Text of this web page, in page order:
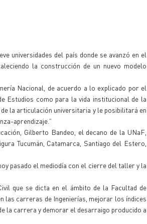
universidades del país donde se avanzó en el
la construcción de un nuevo modelo
Nacional, de acuerdo a lo explicado por el
Estudios como para la vida institucional de la
la articulación universitaria y le posibilitará en
aprendizaje.”
Gilberto Bandeo, el decano de la UNaF,
Tucumán, Catamarca, Santiago del Estero,
pasado el mediodía con el cierre del taller y la
que se dicta en el ámbito de la Facultad de
las carreras de Ingenierías, mejorar los índices
la carrera y demorar el desarraigo producido a